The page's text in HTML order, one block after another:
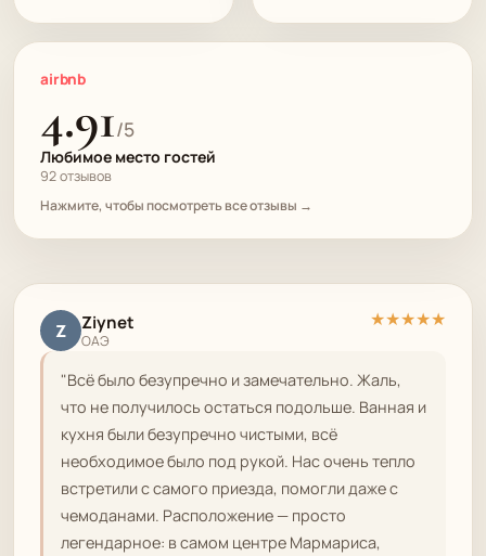
airbnb
4.91/5
Любимое место гостей
92 отзывов
Нажмите, чтобы посмотреть все отзывы →
Z Ziynet
ОАЭ
★★★★★
"Всё было безупречно и замечательно. Жаль,
что не получилось остаться подольше. Ванная и
кухня были безупречно чистыми, всё
необходимое было под рукой. Нас очень тепло
встретили с самого приезда, помогли даже с
чемоданами. Расположение — просто
легендарное: в самом центре Мармариса,